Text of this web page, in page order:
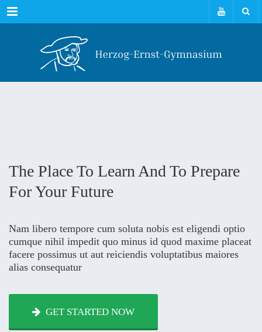
Menu
The Place To Learn And To Prepare
For Your Future
Nam libero tempore cum soluta nobis est eligendi optio
cumque nihil impedit quo minus id quod maxime placeat
facere possimus ut aut reiciendis voluptatibus maiores
alias consequatur
GET STARTED NOW